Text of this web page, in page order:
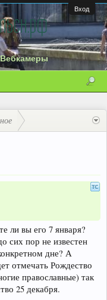
Вход
Вебкамеры
ли вы его 7 января?
сих пор не известен
дне? А
отмечать Рождество
православные) так
25 декабря.